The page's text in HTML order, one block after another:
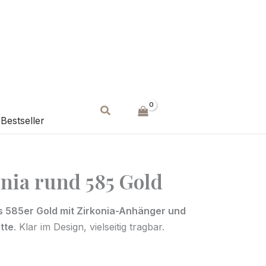
Bestseller
Suchen
rund 585 Gold
585er Gold mit Zirkonia-Anhänger und
. Klar im Design, vielseitig tragbar.